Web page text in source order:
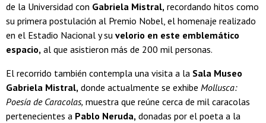
de la Universidad con Gabriela Mistral, recordando hitos como
su primera postulación al Premio Nobel, el homenaje realizado
en el Estadio Nacional y su velorio en este emblemático
espacio, al que asistieron más de 200 mil personas.
El recorrido también contempla una visita a la Sala Museo
Gabriela Mistral, donde actualmente se exhibe Mollusca:
Poesía de Caracolas, muestra que reúne cerca de mil caracolas
pertenecientes a Pablo Neruda, donadas por el poeta a la